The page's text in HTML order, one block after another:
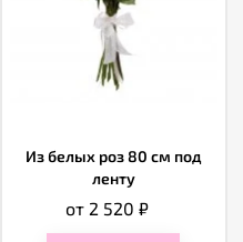
Из белых роз 80 см под
ленту
от 2 520 ₽